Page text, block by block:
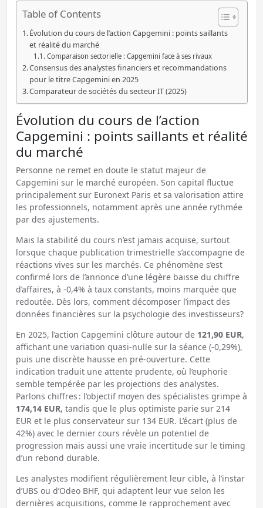
Table of Contents
Évolution du cours de l’action Capgemini : points saillants
et réalité du marché
Comparaison sectorielle : Capgemini face à ses rivaux
Consensus des analystes financiers et recommandations
pour le titre Capgemini en 2025
Comparateur de sociétés du secteur IT (2025)
Évolution du cours de l’action
Capgemini : points saillants et réalité
du marché
Personne ne remet en doute le statut majeur de
Capgemini sur le marché européen. Son capital fluctue
principalement sur Euronext Paris et sa valorisation attire
les professionnels, notamment après une année rythmée
par des ajustements.
Mais la stabilité du cours n’est jamais acquise, surtout
lorsque chaque publication trimestrielle s’accompagne de
réactions vives sur les marchés. Ce phénomène s’est
confirmé lors de l’annonce d’une légère baisse du chiffre
d’affaires, à -0,4% à taux constants, moins marquée que
redoutée. Dès lors, comment décomposer l’impact des
données financières sur la psychologie des investisseurs?
En 2025, l’action Capgemini clôture autour de 121,90 EUR,
affichant une variation quasi-nulle sur la séance (-0,29%),
puis une discrète hausse en pré-ouverture. Cette
indication traduit une attente prudente, où l’euphorie
semble tempérée par les projections des analystes.
Parlons chiffres : l’objectif moyen des spécialistes grimpe à
174,14 EUR, tandis que le plus optimiste parie sur 214
EUR et le plus conservateur sur 134 EUR. L’écart (plus de
42%) avec le dernier cours révèle un potentiel de
progression mais aussi une vraie incertitude sur le timing
d’un rebond durable.
Les analystes modifient régulièrement leur cible, à l’instar
d’UBS ou d’Odeo BHF, qui adaptent leur vue selon les
dernières acquisitions, comme le rapprochement avec